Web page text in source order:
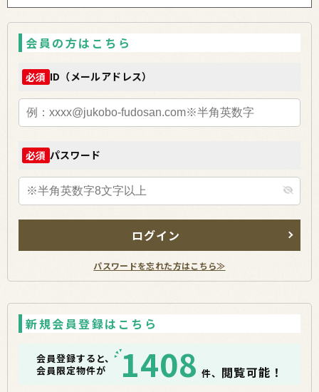
会員の方はこちら
必須 ID（メールアドレス）
必須 パスワード
ログイン
パスワードを忘れた方はこちら≫
新規会員登録はこちら
会員登録すると、
会員限定物件が
1408 件、 閲覧可能！